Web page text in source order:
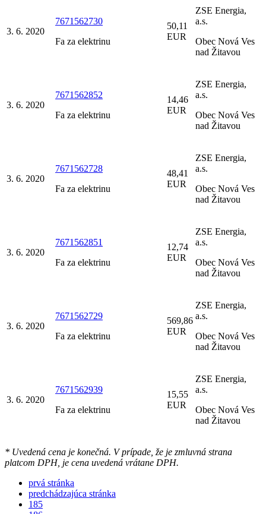
3. 6. 2020
7671562730
Fa za elektrinu
50,11
EUR
ZSE Energia,
a.s.
Obec Nová Ves
nad Žitavou
3. 6. 2020
7671562852
Fa za elektrinu
14,46
EUR
ZSE Energia,
a.s.
Obec Nová Ves
nad Žitavou
3. 6. 2020
7671562728
Fa za elektrinu
48,41
EUR
ZSE Energia,
a.s.
Obec Nová Ves
nad Žitavou
3. 6. 2020
7671562851
Fa za elektrinu
12,74
EUR
ZSE Energia,
a.s.
Obec Nová Ves
nad Žitavou
3. 6. 2020
7671562729
Fa za elektrinu
569,86
EUR
ZSE Energia,
a.s.
Obec Nová Ves
nad Žitavou
3. 6. 2020
7671562939
Fa za elektrinu
15,55
EUR
ZSE Energia,
a.s.
Obec Nová Ves
nad Žitavou
* Uvedená cena je konečná. V prípade, že je zmluvná strana
platcom DPH, je cena uvedená vrátane DPH.
prvá stránka
predchádzajúca stránka
185